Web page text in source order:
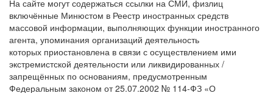
На сайте могут содержаться ссылки на СМИ, физлиц
включённые Минюстом в Реестр иностранных средств
массовой информации, выполняющих функции иностранного
агента, упоминания организаций деятельность
которых приостановлена в связи с осуществлением ими
экстремистской деятельности или ликвидированных /
запрещённых по основаниям, предусмотренным
Федеральным законом от 25.07.2002 № 114-ФЗ «О